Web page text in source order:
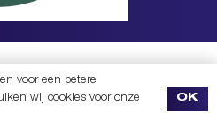
EN BOUWMOREKOP COMMUNICATIE
WEBWERK
voor een betere
wij cookies voor onze
OK